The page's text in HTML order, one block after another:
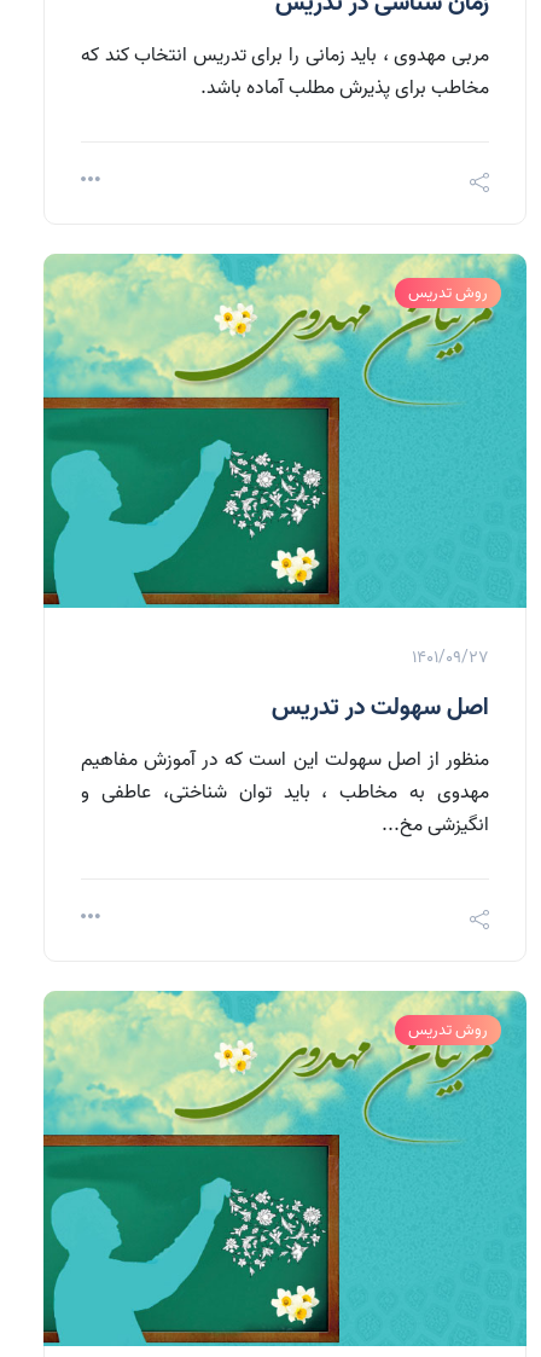
مربی مهدوی ، باید زمانی را برای تدریس انتخاب کند که
مخاطب برای پذیرش مطلب آماده باشد.
روش تدریس
1401/09/27
اصل سهولت در تدریس
منظور از اصل سهولت این است که در آموزش مفاهیم
مهدوی به مخاطب ، باید توان شناختی، عاطفی و
انگیزشی مخ...
روش تدریس